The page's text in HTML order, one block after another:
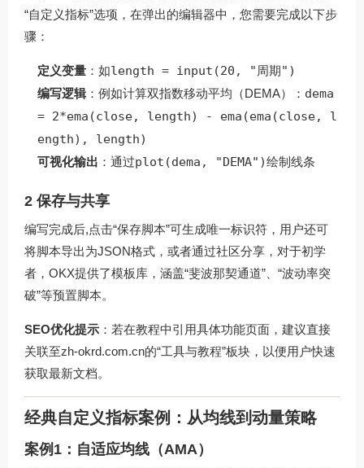
“自定义指标”选项，在弹出的编辑器中，您需要完成以下步
骤：
定义变量 ：如length = input(20, "周期")
编写逻辑：例如计算双指数移动平均（DEMA）： dema
= 2*ema(close, length) - ema(ema(close, l
ength), length)
可视化输出 ：通过plot(dema, "DEMA")绘制线条
2 保存与共享
编写完成后,点击“保存脚本”可生成唯一标识符，用户还可
将脚本导出为JSON格式，或者通过社区分享，对于初学
者，OKX提供了模板库，涵盖“斐波那契通道”、“波动率突
破”等预置脚本。
SEO优化提示 ：若在教程中引用具体功能页面，建议直接
关联至zh-okrd.com.cn的“工具与教程”板块，以便用户快速
获取最新文档。
经典自定义指标案例：从均线到动量策略
案例1：自适应均线（AMA）